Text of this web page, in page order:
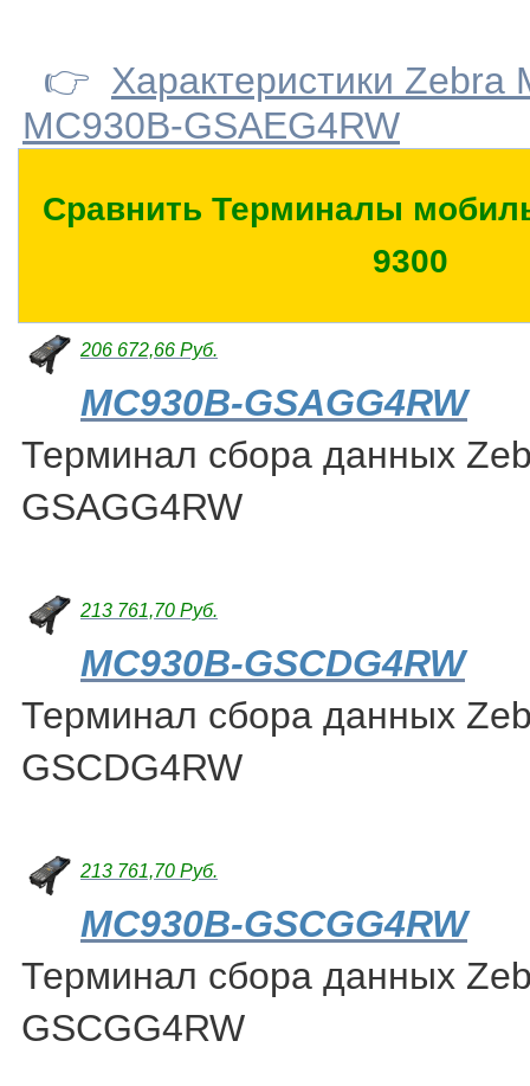
👉 Характеристики Zebra
MC930B-GSAEG4RW
Сравнить Терминалы
9300
206 672,66 Руб.
MC930B-GSAGG4RW
Терминал сбора данных
GSAGG4RW
213 761,70 Руб.
MC930B-GSCDG4RW
Терминал сбора данных
GSCDG4RW
213 761,70 Руб.
MC930B-GSCGG4RW
Терминал сбора данных
GSCGG4RW